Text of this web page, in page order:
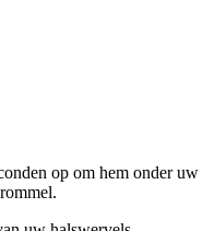
op om hem onder uw